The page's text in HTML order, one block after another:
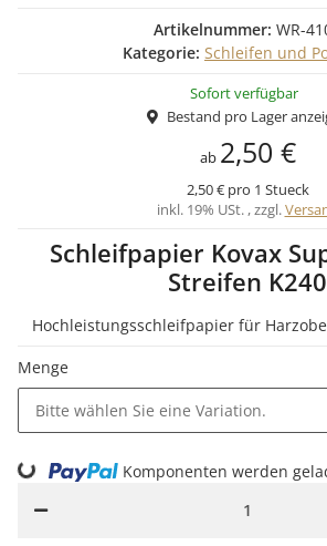
Artikelnummer: WR-
Kategorie: Schleifen und
Sofort verfügbar
Bestand pro Lager
ab 2,50 €
2,50 € pro 1 Stueck
inkl. 19% USt. , zzgl.
Schleifpapier Kovax
Streifen K240
Hochleistungsschleifpapier für
Menge
Bitte wählen Sie eine Variation.
Loading... Komponenten werden